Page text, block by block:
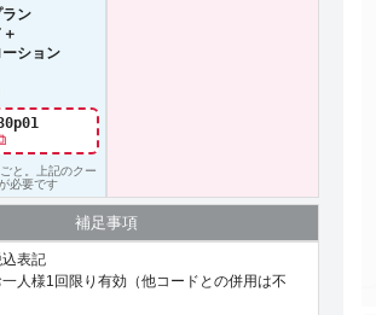
ン
ーション
と。上記のクー
必要です
補足事項
込表記
一人様1回限り有効（他コードとの併用は不